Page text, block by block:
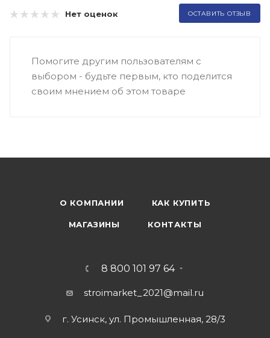
Нет оценок ОСТАВИТЬ ОТЗЫВ
Помогите другим пользователям с
выбором - будьте первым, кто поделится
своим мнением об этом товаре
О КОМПАНИИ КАК КУПИТЬ
МАГАЗИНЫ КОНТАКТЫ
8 800 101 97 64
stroimarket_2021@mail.ru
г. Усинск, ул. Промышленная, 28/3